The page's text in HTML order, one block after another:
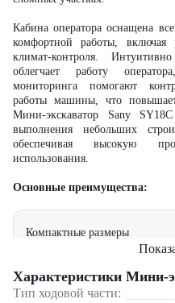
Кабина оператора оснащена
комфортной работы, включая
климат-контроля.
облегчает работу
мониторинга помогают
работы машины, что
Мини-экскаватор Sany
выполнения небольших
обеспечивая высокую
использования.
Основные преимущества:
Компактные размеры
Мощный двигатель
Характеристики Мини-
Тип ходовой части: